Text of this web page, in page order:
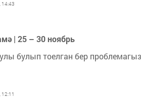
14:43
| 25 – 30 ноябрь
булып тоелган бер